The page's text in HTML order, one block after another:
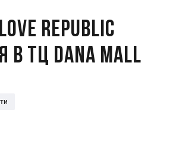
Republic
в ТЦ Dana Mall